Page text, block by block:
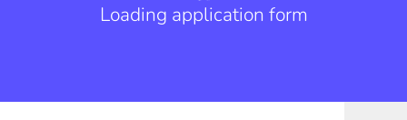
Loading application form